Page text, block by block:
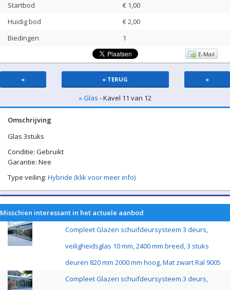
Startbod
€ 1,00
Huidig bod
€2,00
Biedingen
1
E-Mail
« « TERUG »
« Glas - Kavel 11 van 12
Omschrijving
Glas 3stuks
Conditie: Gebruikt
Garantie: Nee
Type veiling: Hybride (klik voor meer info)
Misschien interessant in het actuele aanbod
Compleet Glazen schuifdeursysteem 3 deurs,
veiligheidsglas 10 mm, 2400 mm breed, 3 stuks
deuren 820 mm 2000 mm hoog, Mat zwart Ral 9005
Compleet Glazen schuifdeursysteem 3 deurs,